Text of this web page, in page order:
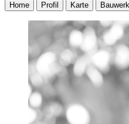
Home Profil Karte